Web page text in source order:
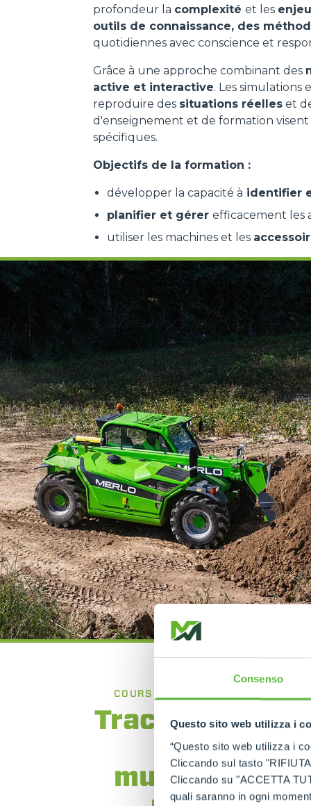
Consenso
Questo sito web utilizza i
“Questo sito web utilizza i
Cliccando sul tasto
Cliccando su "ACCETTA
quali saranno in ogni
profondeur la complexité et les
outils de connaissance, des
quotidiennes avec conscience et
Grâce à une approche combinant des
active et interactive. Les
reproduire des situations réelles et
d'enseignement et de formation
spécifiques.
Objectifs de la formation :
développer la capacité à identifier
planifier et gérer efficacement les
utiliser les machines et les
COURS DE FORMATION POUR
Tracteurs
forestiers,